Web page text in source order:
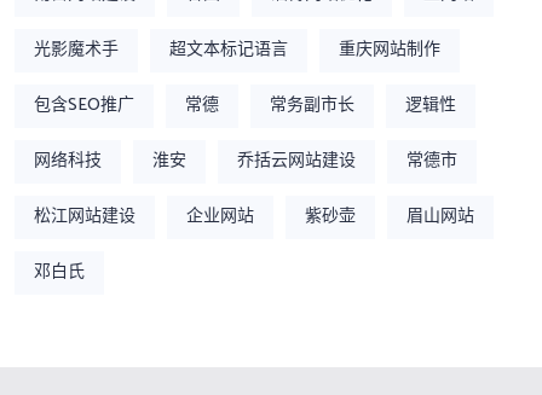
光影魔术手
超文本标记语言
重庆网站制作
包含SEO推广
常德 常务副市长
逻辑性
网络科技
淮安 乔括云网站建设
常德市
松江网站建设
企业网站 紫砂壶
眉山网站
邓白氏